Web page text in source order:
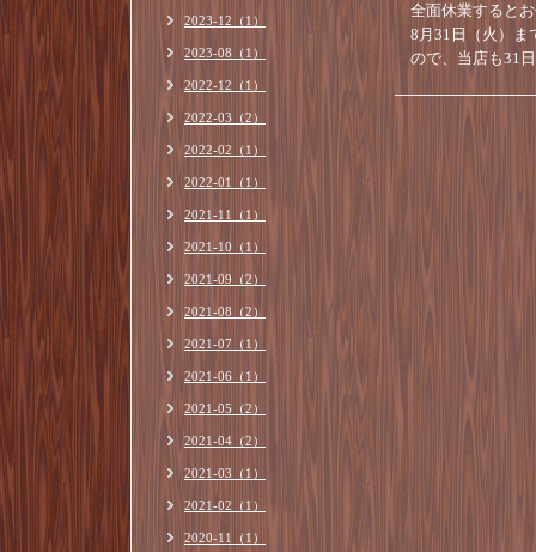
全面休業すると
8月31日（火）ま
ので、当店も31
2023-12（1）
2023-08（1）
2022-12（1）
2022-03（2）
2022-02（1）
2022-01（1）
2021-11（1）
2021-10（1）
2021-09（2）
2021-08（2）
2021-07（1）
2021-06（1）
2021-05（2）
2021-04（2）
2021-03（1）
2021-02（1）
2020-11（1）